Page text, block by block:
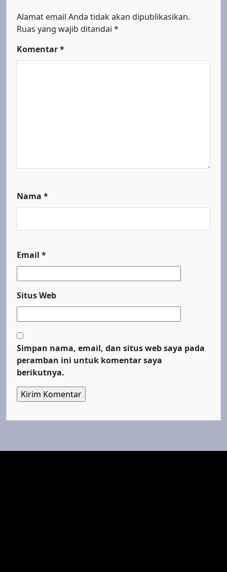
Alamat email Anda tidak akan dipublikasikan.
Ruas yang wajib ditandai *
Komentar*
Nama *
Email *
Situs Web
Simpan nama, email, dan situs web saya pada
peramban ini untuk komentar saya
berikutnya.